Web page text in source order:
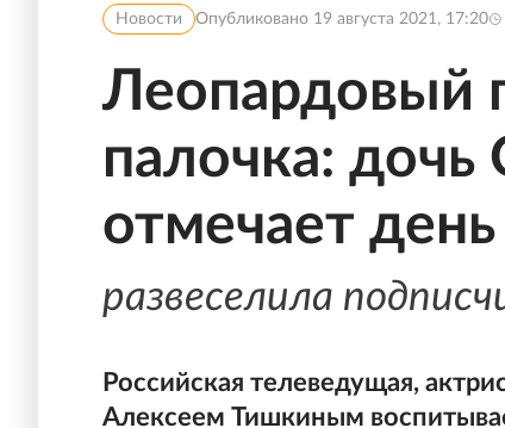
Новости Опубликовано 19 августа 2021, 17:20
Леопардовый
палочка:
отмечает
развеселила
Российская телеведущая,
Алексеем Тишкиным